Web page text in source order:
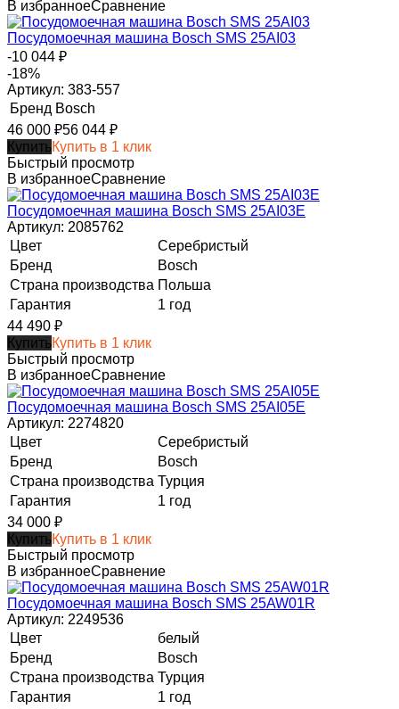
В избранноеСравнение
Посудомоечная машина Bosch SMS 25AI03
-10 044 ₽
-18%
Артикул: 383-557
Бренд Bosch
46 000 ₽56 044 ₽
КупитьКупить в 1 клик
Быстрый просмотр
В избранноеСравнение
Посудомоечная машина Bosch SMS 25AI03E
Артикул: 2085762
Цвет
Серебристый
Бренд
Bosch
Страна производства Польша
Гарантия
1 год
44 490 ₽
КупитьКупить в 1 клик
Быстрый просмотр
В избранноеСравнение
Посудомоечная машина Bosch SMS 25AI05E
Артикул: 2274820
Цвет
Серебристый
Бренд
Bosch
Страна производства Турция
Гарантия
1 год
34 000 ₽
КупитьКупить в 1 клик
Быстрый просмотр
В избранноеСравнение
Посудомоечная машина Bosch SMS 25AW01R
Артикул: 2249536
Цвет
белый
Бренд
Bosch
Страна производства Турция
Гарантия
1 год